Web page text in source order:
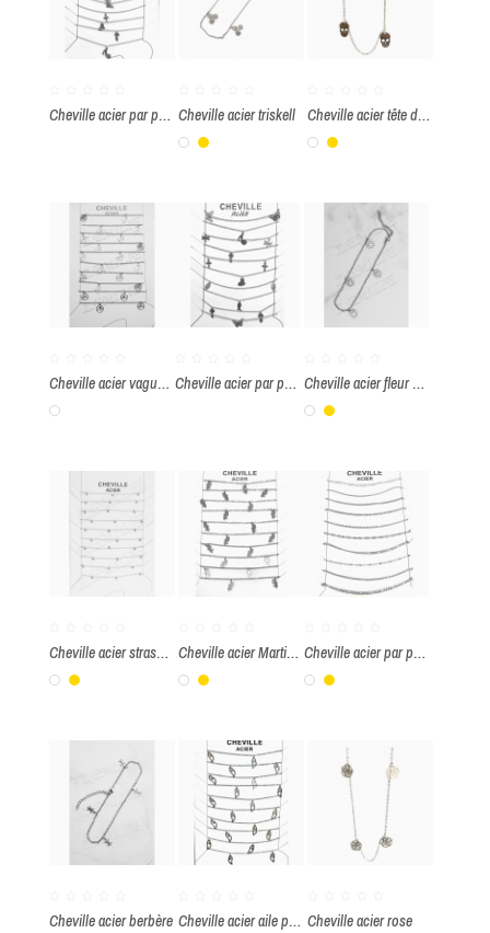
ENVOYER
Cheville acier par paquet de 10 pièces Cheville acier triskell
Blanc
Or
Cheville acier tête de mort
Blanc
Or
Cheville acier vague par paquet de 10 pièces
Blanc
Cheville acier par paquet de 10 pièces Cheville acier fleur mandala
Blanc
Or
Cheville acier strass blanc par paquet de 10 pièces
Blanc
Or
Cheville acier Martinique par paquet de 10 pièces
Blanc
Or
Cheville acier par paquet de 10 pièces
Blanc
Or
Cheville acier berbère Cheville acier aile par paquet de 10 pièces Cheville acier rose